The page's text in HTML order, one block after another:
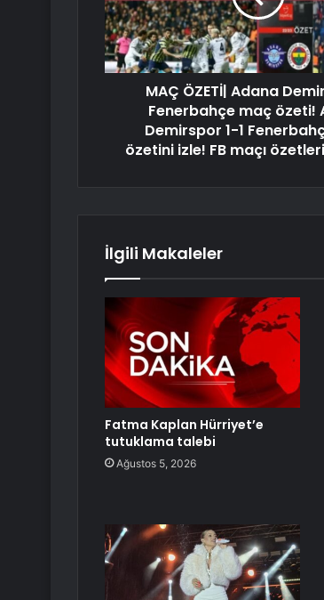
MAÇ ÖZETİ| Adana
Fenerbahçe maç özeti!
Demirspor 1-1
özetini izle! FB maçı
İlgili Makaleler
Fatma Kaplan Hürriyet’e
tutuklama talebi
Ağustos 5, 2026